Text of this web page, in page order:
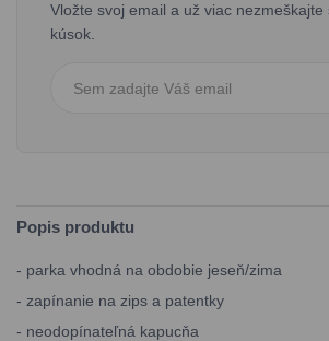
Vložte svoj email a už viac
kúsok.
Popis produktu
- parka vhodná na obdobie jeseň/zima
- zapínanie na zips a patentky
- neodopínateľná kapucňa